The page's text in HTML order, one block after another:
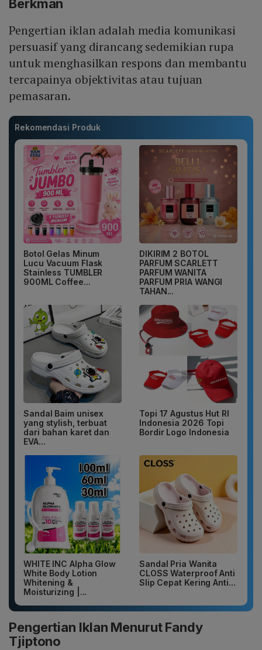
Berkman
Pengertian iklan adalah media komunikasi
persuasif yang dirancang sedemikian rupa
untuk menghasilkan respons dan membantu
tercapainya objektivitas atau tujuan
pemasaran.
Rekomendasi Produk
Botol Gelas Minum
Lucu Vacuum Flask
Stainless TUMBLER
900ML Coffee...
DIKIRIM 2 BOTOL
PARFUM SCARLETT
PARFUM WANITA
PARFUM PRIA WANGI
TAHAN...
Sandal Baim unisex
yang stylish, terbuat
dari bahan karet dan
EVA...
Topi 17 Agustus Hut RI
Indonesia 2026 Topi
Bordir Logo Indonesia
WHITE INC Alpha Glow
White Body Lotion
Whitening &
Moisturizing |...
Sandal Pria Wanita
CLOSS Waterproof Anti
Slip Cepat Kering Anti...
Pengertian Iklan Menurut Fandy
Tjiptono